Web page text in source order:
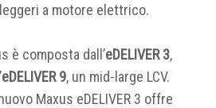
a motore elettrico.
è composta dall’eDELIVER 3,
eDELIVER 9, un mid-large LCV.
Maxus eDELIVER 3 offre